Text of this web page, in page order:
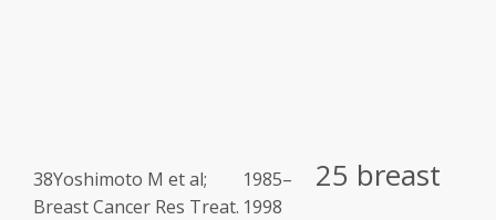
38Yoshimoto M et al;
Breast Cancer Res Treat.
1985–
1998
25 breast